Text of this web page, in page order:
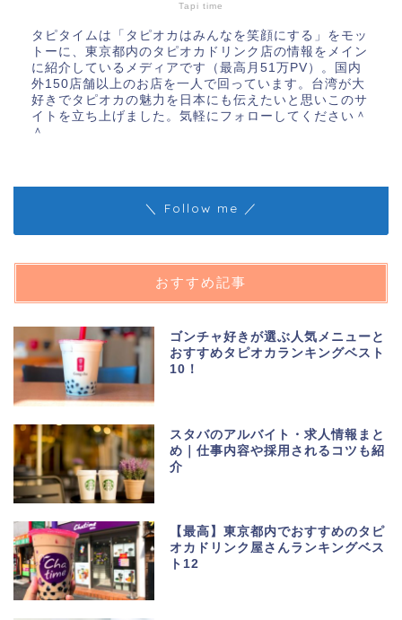
Tapi time
タピタイムは「タピオカはみんなを笑顔にする」をモッ
トーに、東京都内のタピオカドリンク店の情報をメイン
に紹介しているメディアです（最高月51万PV）。国内
外150店舗以上のお店を一人で回っています。台湾が大
好きでタピオカの魅力を日本にも伝えたいと思いこのサ
イトを立ち上げました。気軽にフォローしてください＾
＾
＼ Follow me ／
おすすめ記事
ゴンチャ好きが選ぶ人気メニューと
おすすめタピオカランキングベスト
10！
スタバのアルバイト・求人情報まと
め｜仕事内容や採用されるコツも紹
介
【最高】東京都内でおすすめのタピ
オカドリンク屋さんランキングベス
ト12